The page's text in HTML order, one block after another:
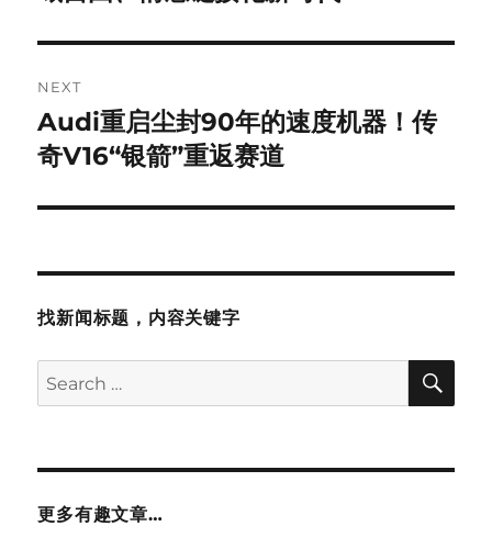
NEXT
Next
post:
Audi重启尘封90年的速度机器！传
奇V16“银箭”重返赛道
找新闻标题，内容关键字
Search
for:
更多有趣文章…